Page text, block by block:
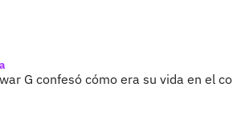
G confesó cómo era su vida en el